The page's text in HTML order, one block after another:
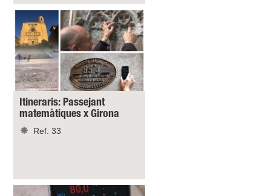
Itineraris: Passejant
matemàtiques x Girona
Ref. 33